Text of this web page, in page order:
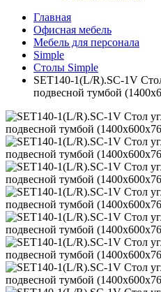
Главная
Офисная мебель
Мебель для персонала
Simple
Столы Simple
SET140-1(L/R).SC-1V
подвесной тумбой